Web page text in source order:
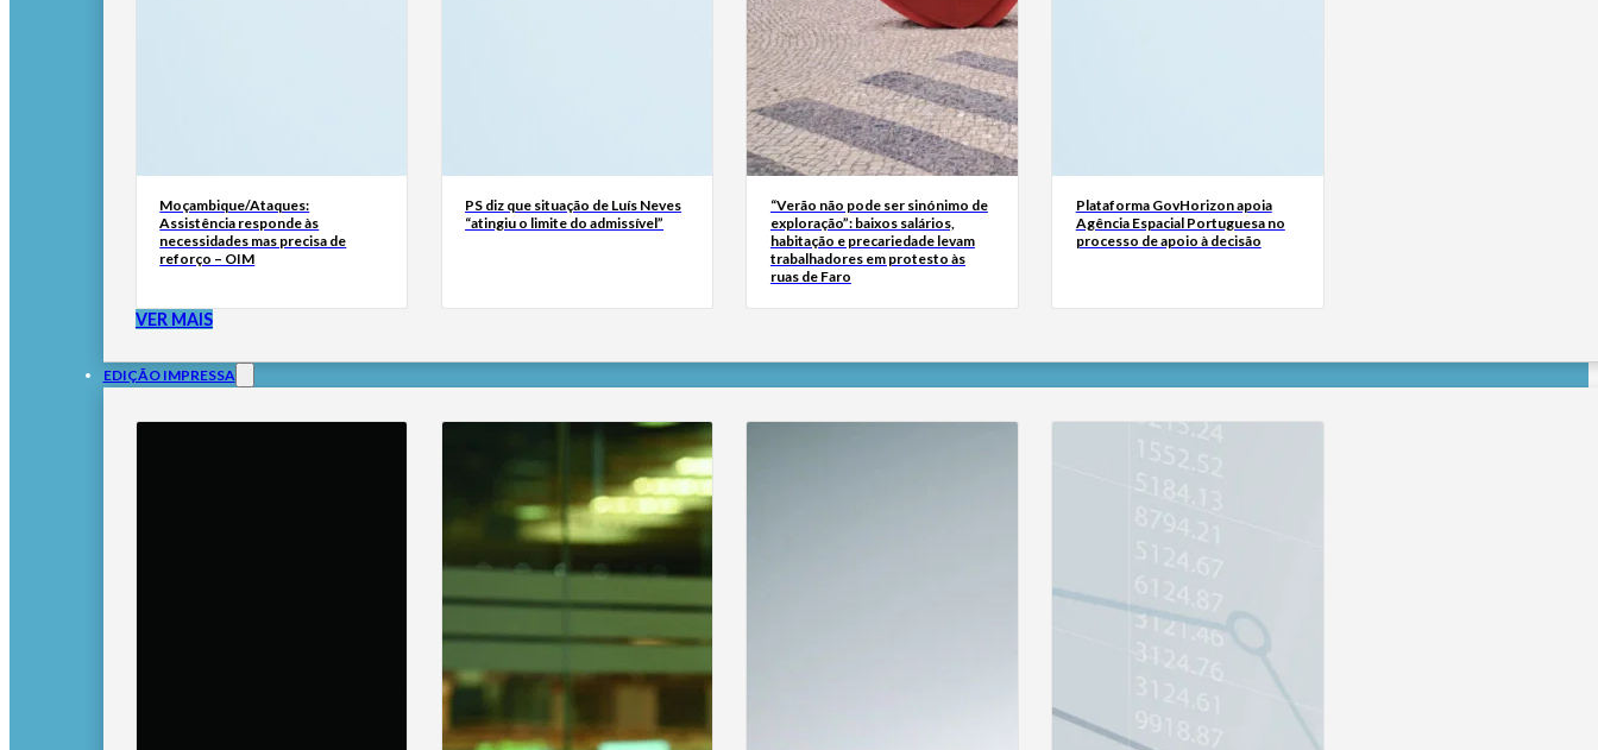
Moçambique/Ataques:
Assistência responde às
necessidades mas precisa de
reforço – OIM
PS diz que situação de Luís Neves
“atingiu o limite do admissível”
“Verão não pode ser sinónimo de
exploração”: baixos salários,
habitação e precariedade levam
trabalhadores em protesto às
ruas de Faro
Plataforma GovHorizon apoia
Agência Espacial Portuguesa no
processo de apoio à decisão
VER MAIS
EDIÇÃO IMPRESSA